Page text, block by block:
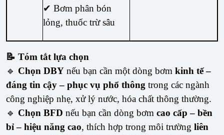
✔ Bơm phân bón
lỏng, thuốc trừ sâu
📝 Tóm tắt lựa chọn
🔹 Chọn DBY nếu bạn cần một dòng bơm kinh tế –
đáng tin cậy – phục vụ phổ thông trong các ngành
công nghiệp nhẹ, xử lý nước, hóa chất thông thường.
🔹 Chọn BFD nếu bạn cần dòng bơm cao cấp – bền
bỉ – hiệu năng cao, thích hợp trong môi trường liên